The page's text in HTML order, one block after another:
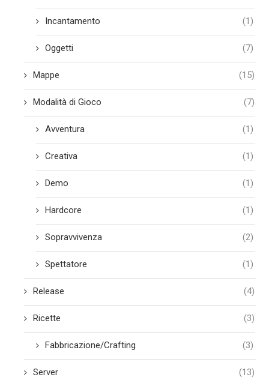
Incantamento (1)
Oggetti (7)
Mappe (15)
Modalità di Gioco (7)
Avventura (1)
Creativa (1)
Demo (1)
Hardcore (1)
Sopravvivenza (2)
Spettatore (1)
Release (4)
Ricette (3)
Fabbricazione/Crafting (3)
Server (13)